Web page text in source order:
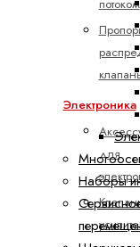
Электроника
для
Наборы